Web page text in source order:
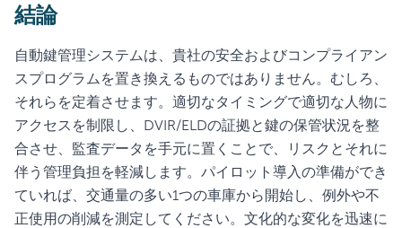
結論
自動鍵管理システムは、貴社の安全およびコンプライアン
スプログラムを置き換えるものではありません。むしろ、
それらを定着させます。適切なタイミングで適切な人物に
アクセスを制限し、DVIR/ELDの証拠と鍵の保管状況を整
合させ、監査データを手元に置くことで、リスクとそれに
伴う管理負担を軽減します。パイロット導入の準備ができ
ていれば、交通量の多い1つの車庫から開始し、例外や不
正使用の削減を測定してください。文化的な変化を迅速に